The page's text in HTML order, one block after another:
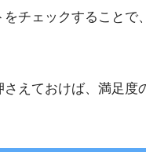
チェックすること
えておけば、満足度